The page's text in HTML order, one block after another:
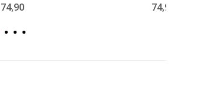
74,90 74,90